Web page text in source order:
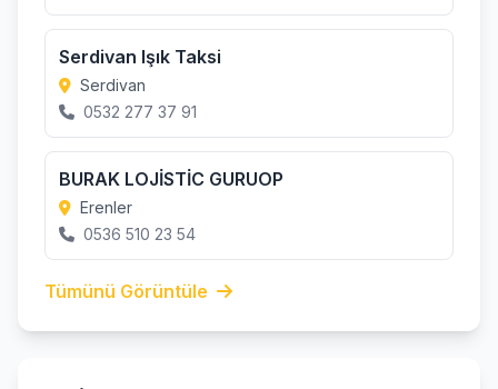
Serdivan Işık Taksi
Serdivan
0532 277 37 91
BURAK LOJİSTİC GURUOP
Erenler
0536 510 23 54
Tümünü Görüntüle